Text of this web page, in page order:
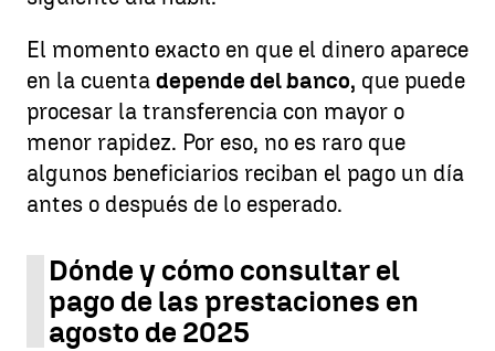
El momento exacto en que el dinero aparece
en la cuenta depende del banco, que puede
procesar la transferencia con mayor o
menor rapidez. Por eso, no es raro que
algunos beneficiarios reciban el pago un día
antes o después de lo esperado.
Dónde y cómo consultar el
pago de las prestaciones en
agosto de 2025